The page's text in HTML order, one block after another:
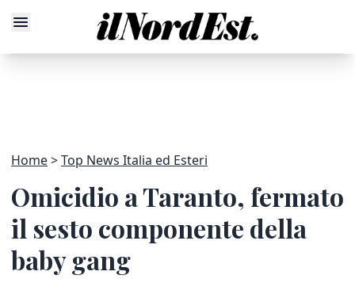
Home Top News Italia ed Esteri
Omicidio a Taranto, fermato
il sesto componente della
baby gang